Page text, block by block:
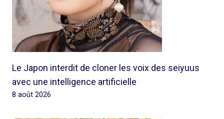
Le Japon interdit de cloner les voix des seiyuus
avec une intelligence artificielle
8 août 2026